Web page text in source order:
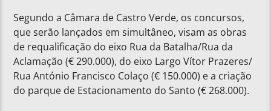
Segundo a Câmara de Castro Verde, os concursos,
que serão lançados em simultâneo, visam as obras
de requalificação do eixo Rua da Batalha/Rua da
Aclamação (€ 290.000), do eixo Largo Vítor Prazeres/
Rua António Francisco Colaço (€ 150.000) e a criação
do parque de Estacionamento do Santo (€ 268.000).